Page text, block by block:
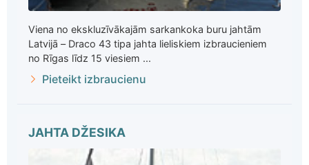
Viena no ekskluzīvākajām sarkankoka buru jahtām
Latvijā – Draco 43 tipa jahta lieliskiem izbraucieniem
no Rīgas līdz 15 viesiem ...
Pieteikt izbraucienu
JAHTA DŽESIKA